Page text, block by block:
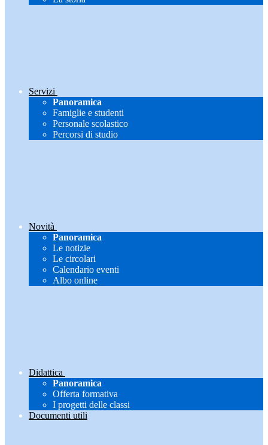
Servizi
Panoramica
Famiglie e studenti
Personale scolastico
Percorsi di studio
Novità
Panoramica
Le notizie
Le circolari
Calendario eventi
Albo online
Didattica
Panoramica
Offerta formativa
I progetti delle classi
Documenti utili